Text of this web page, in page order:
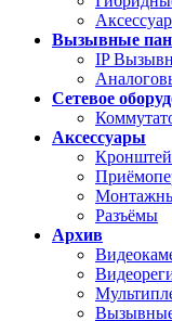
Вызывные
IP
Сетевое
Аксессуары
Разъёмы
Архив